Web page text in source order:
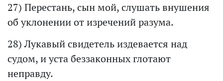
27) Перестань, сын мой, слушать внушения
об уклонении от изречений разума.
28) Лукавый свидетель издевается над
судом, и уста беззаконных глотают
неправду.